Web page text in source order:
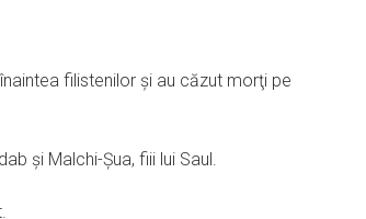
filistenilor şi au căzut morţi pe
şi Malchi-Şua, fiii lui Saul.